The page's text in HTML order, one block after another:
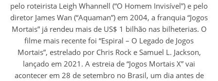
pelo roteirista Leigh Whannell (“O Homem Invisível”) e pelo
diretor James Wan (“Aquaman”) em 2004, a franquia “Jogos
Mortais” já rendeu mais de US$ 1 bilhão nas bilheterias. O
filme mais recente foi “Espiral – O Legado de Jogos
Mortais”, estrelado por Chris Rock e Samuel L. Jackson,
lançado em 2021. A estreia de “Jogos Mortais X” vai
acontecer em 28 de setembro no Brasil, um dia antes de